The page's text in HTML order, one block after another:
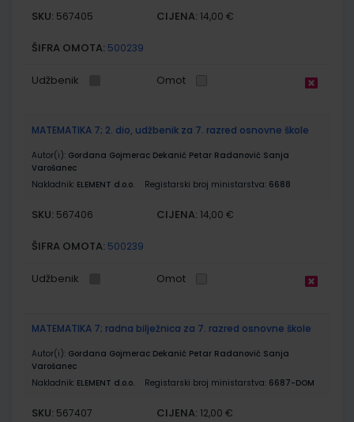
SKU: 567405 CIJENA: 14,00 €
ŠIFRA OMOTA: 500239
Udžbenik Omot
MATEMATIKA 7; 2. dio, udžbenik za 7. razred osnovne škole
Autor(i): Gordana Gojmerac Dekanić Petar Radanović Sanja
Varošanec
Nakladnik: ELEMENT d.o.o. Registarski broj ministarstva: 6688
SKU: 567406 CIJENA: 14,00 €
ŠIFRA OMOTA: 500239
Udžbenik Omot
MATEMATIKA 7; radna bilježnica za 7. razred osnovne škole
Autor(i): Gordana Gojmerac Dekanić Petar Radanović Sanja
Varošanec
Nakladnik: ELEMENT d.o.o. Registarski broj ministarstva: 6687-DOM
SKU: 567407 CIJENA: 12,00 €